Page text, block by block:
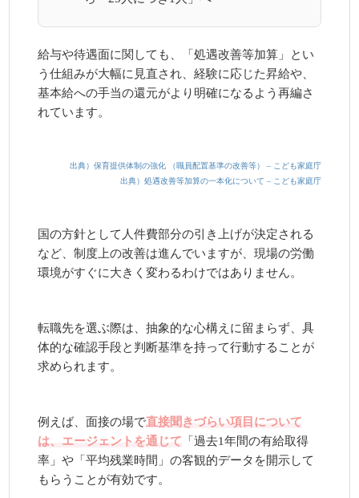
給与や待遇面に関しても、「処遇改善等加算」とい
う仕組みが大幅に見直され、経験に応じた昇給や、
基本給への手当の還元がより明確になるよう再編さ
れています。
出典）保育提供体制の強化 （職員配置基準の改善等） – こども家庭庁
出典）処遇改善等加算の一本化について – こども家庭庁
国の方針として人件費部分の引き上げが決定される
など、制度上の改善は進んでいますが、現場の労働
環境がすぐに大きく変わるわけではありません。
転職先を選ぶ際は、抽象的な心構えに留まらず、具
体的な確認手段と判断基準を持って行動することが
求められます。
例えば、面接の場で直接聞きづらい項目について
は、エージェントを通じて 「過去1年間の有給取得
率」や「平均残業時間」の客観的データを開示して
もらうことが有効です。